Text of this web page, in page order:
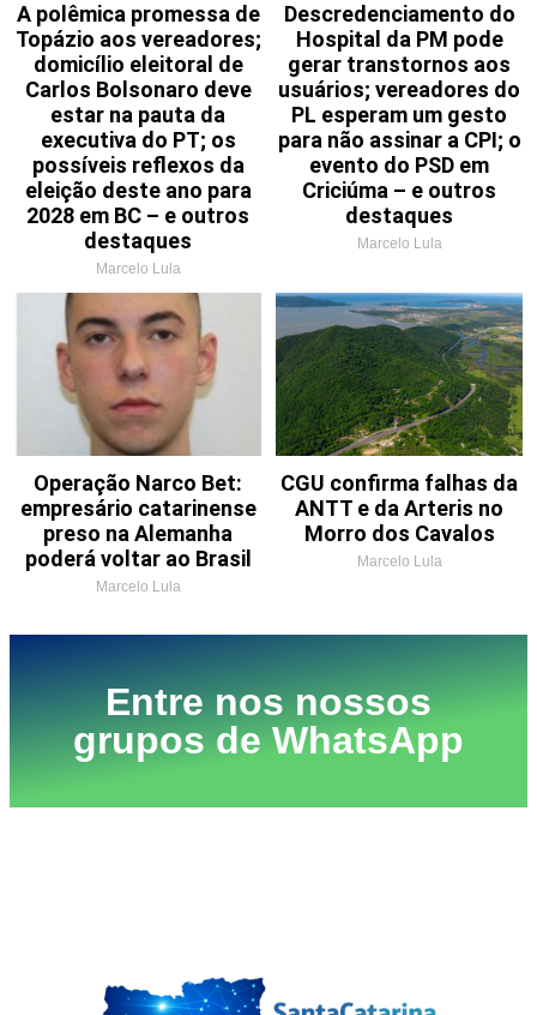
A polêmica promessa de
Topázio aos vereadores;
domicílio eleitoral de
Carlos Bolsonaro deve
estar na pauta da
executiva do PT; os
possíveis reflexos da
eleição deste ano para
2028 em BC – e outros
destaques
Marcelo Lula
Descredenciamento do
Hospital da PM pode
gerar transtornos aos
usuários; vereadores do
PL esperam um gesto
para não assinar a CPI; o
evento do PSD em
Criciúma – e outros
destaques
Marcelo Lula
Operação Narco Bet:
empresário catarinense
preso na Alemanha
poderá voltar ao Brasil
Marcelo Lula
CGU confirma falhas da
ANTT e da Arteris no
Morro dos Cavalos
Marcelo Lula
Entre nos nossos
grupos de WhatsApp